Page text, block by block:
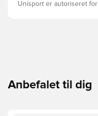
Unisport er autoriseret
Anbefalet til dig